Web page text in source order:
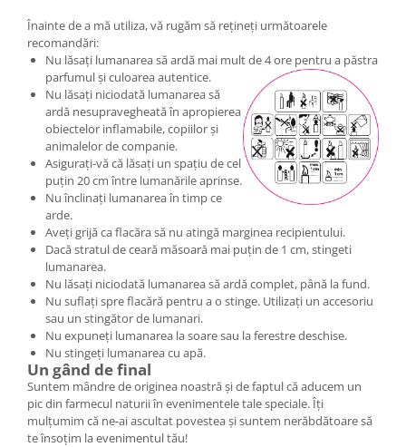
Înainte de a mă utiliza, vă rugăm să rețineți următoarele
recomandări:
Nu lăsați lumanarea să ardă mai mult de 4 ore pentru a păstra
parfumul și culoarea autentice.
Nu lăsați niciodată lumanarea să
ardă nesupravegheată în apropierea
obiectelor inflamabile, copiilor și
animalelor de companie.
Asigurați-vă că lăsați un spațiu de cel
puțin 20 cm între lumanările aprinse.
Nu înclinați lumanarea în timp ce
arde.
Aveți grijă ca flacăra să nu atingă marginea recipientului.
Dacă stratul de ceară măsoară mai puțin de 1 cm, stingeti
lumanarea.
Nu lăsați niciodată lumanarea să ardă complet, până la fund.
Nu suflați spre flacără pentru a o stinge. Utilizați un accesoriu
sau un stingător de lumanari.
Nu expuneți lumanarea la soare sau la ferestre deschise.
Nu stingeți lumanarea cu apă.
Un gând de final
Suntem mândre de originea noastră și de faptul că aducem un
pic din farmecul naturii în evenimentele tale speciale. Îți
mulțumim că ne-ai ascultat povestea și suntem nerăbdătoare să
te însoțim la evenimentul tău!